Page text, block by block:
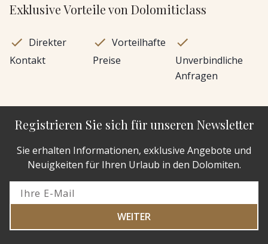
Exklusive Vorteile von Dolomiticlass
Direkter
Kontakt
Vorteilhafte
Preise
Unverbindliche
Anfragen
Registrieren Sie sich für unseren Newsletter
Sie erhalten Informationen, exklusive Angebote und
Neuigkeiten für Ihren Urlaub in den Dolomiten.
WEITER